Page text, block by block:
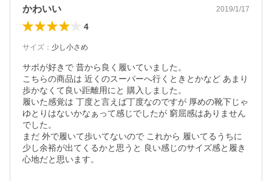
かわいい 2019/1/17
4
サイズ ： 少し小さめ
サボが好きで 昔から良く履いていました。
こちらの商品は 近くのスーパーへ行くときとかなど あまり
歩かなくて良い距離用にと 購入しました。
履いた感覚は 丁度と言えば丁度なのですが 厚めの靴下じゃ
ゆとりはないかなぁって感じでしたが 窮屈感はありません
でした。
まだ 外で履いて歩いてないので これから 履いてるうちに
少し余裕が出てくるかと思うと 良い感じのサイズ感と履き
心地だと思います。